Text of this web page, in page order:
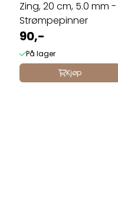
Zing, 20 cm, 5.0 mm -
Strømpepinner
90,-
På lager
Kjøp